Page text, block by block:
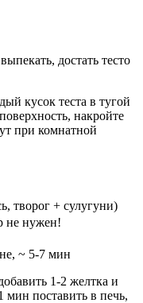
достать тесто
кусок теста в тугой
накройте
при комнатной
творог + сулугуни)
не нужен!
~ 5-7 мин
1-2 желтка и
мин поставить в печь,